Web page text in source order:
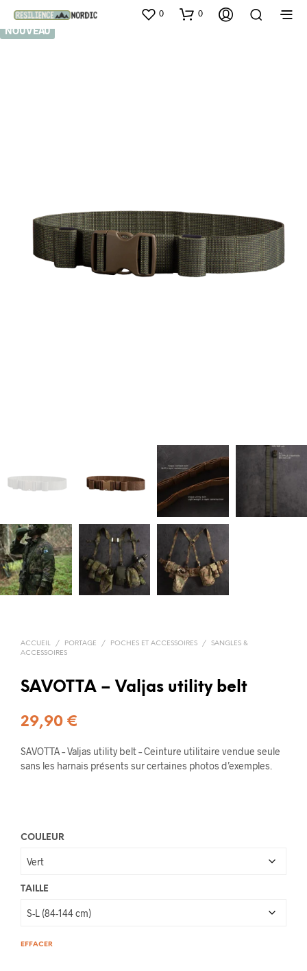
0 0
NOUVEAU
ACCUEIL / PORTAGE / POCHES ET ACCESSOIRES /
SANGLES &
ACCESSOIRES
SAVOTTA – Valjas utility belt
29,90 €
SAVOTTA – Valjas utility belt – Ceinture utilitaire vendue seule
sans les harnais présents sur certaines photos d’exemples.
COULEUR
TAILLE
EFFACER